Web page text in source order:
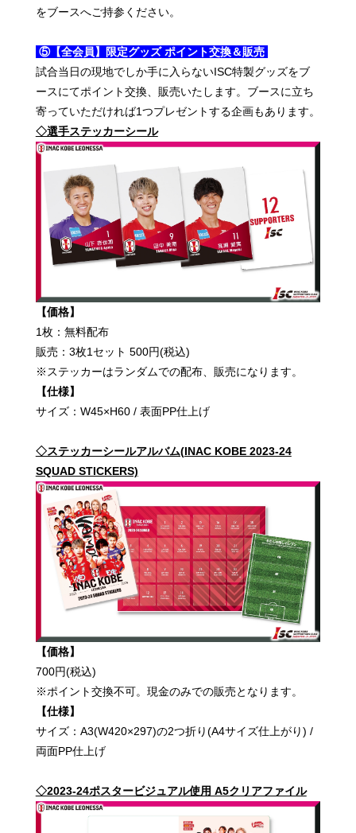
をブースへご持参ください。
⑤【全会員】限定グッズ ポイント交換＆販売
試合当日の現地でしか手に入らないISC特製グッズをブ
ースにてポイント交換、販売いたします。ブースに立ち
寄っていただければ1つプレゼントする企画もあります。
◇選手ステッカーシール
【価格】
1枚：無料配布
販売：3枚1セット 500円(税込)
※ステッカーはランダムでの配布、販売になります。
【仕様】
サイズ：W45×H60 / 表面PP仕上げ
◇ステッカーシールアルバム(INAC KOBE 2023-24
SQUAD STICKERS)
【価格】
700円(税込)
※ポイント交換不可。現金のみでの販売となります。
【仕様】
サイズ：A3(W420×297)の2つ折り(A4サイズ仕上がり) /
両面PP仕上げ
◇2023-24ポスタービジュアル使用 A5クリアファイル